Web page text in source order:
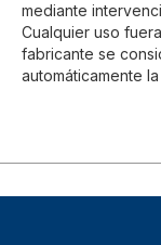
mediante
Cualquier uso
fabricante se
automáticamente